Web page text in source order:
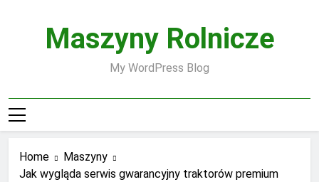
Maszyny Rolnicze
My WordPress Blog
Home
Maszyny
Jak wygląda serwis gwarancyjny traktorów premium